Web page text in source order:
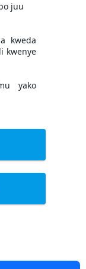
juu
kweda
kwenye
yako